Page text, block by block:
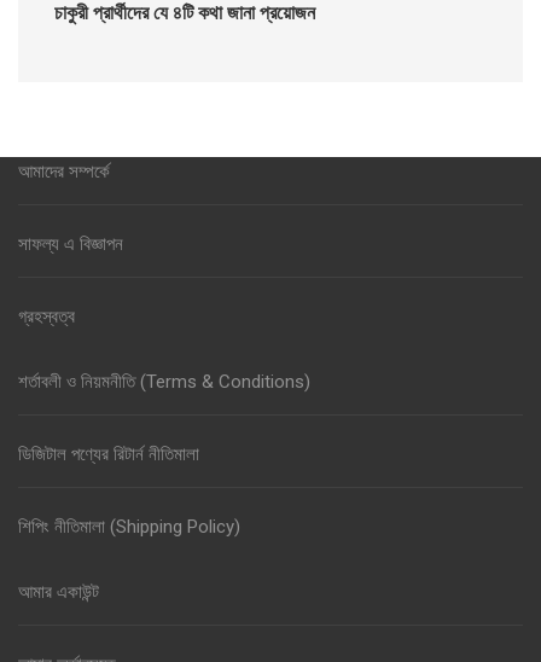
চাকুরী প্রার্থীদের যে ৪টি কথা জানা প্রয়োজন
আমাদের সম্পর্কে
সাফল্য এ বিজ্ঞাপন
গ্রহস্বত্ব
শর্তাবলী ও নিয়মনীতি (Terms & Conditions)
ডিজিটাল পণ্যের রিটার্ন নীতিমালা
শিপিং নীতিমালা (Shipping Policy)
আমার একাউন্ট